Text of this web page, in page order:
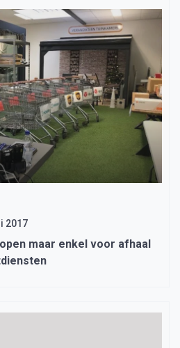
2017
maar enkel voor afhaal